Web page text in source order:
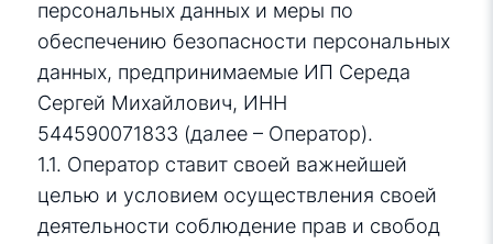
персональных данных и меры по
обеспечению безопасности персональных
данных, предпринимаемые ИП Середа
Сергей Михайлович, ИНН
544590071833 (далее – Оператор).
1.1. Оператор ставит своей важнейшей
целью и условием осуществления своей
деятельности соблюдение прав и свобод